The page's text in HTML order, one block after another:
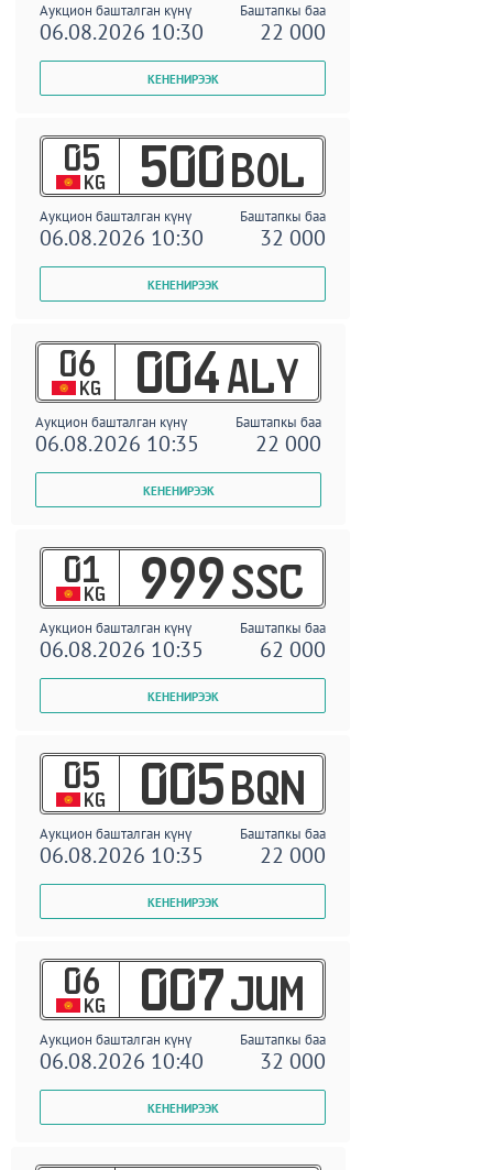
Аукцион башталган күнү Баштапкы баа
06.08.2026 10:30 22 000
05
KG 500 BOL
Аукцион башталган күнү Баштапкы баа
06.08.2026 10:30 32 000
06
KG 004 ALY
Аукцион башталган күнү Баштапкы баа
06.08.2026 10:35 22 000
01
KG 999 SSC
Аукцион башталган күнү Баштапкы баа
06.08.2026 10:35 62 000
05
KG 005 BQN
Аукцион башталган күнү Баштапкы баа
06.08.2026 10:35 22 000
06
KG 007 JUM
Аукцион башталган күнү Баштапкы баа
06.08.2026 10:40 32 000